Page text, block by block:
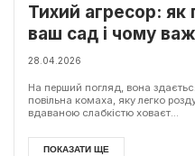
Тихий агресор:
ваш сад і чому
28.04.2026
На перший погляд, вона
повільна комаха, яку легко
вдаваною слабкістю ховаєт...
ПОКАЗАТИ ЩЕ